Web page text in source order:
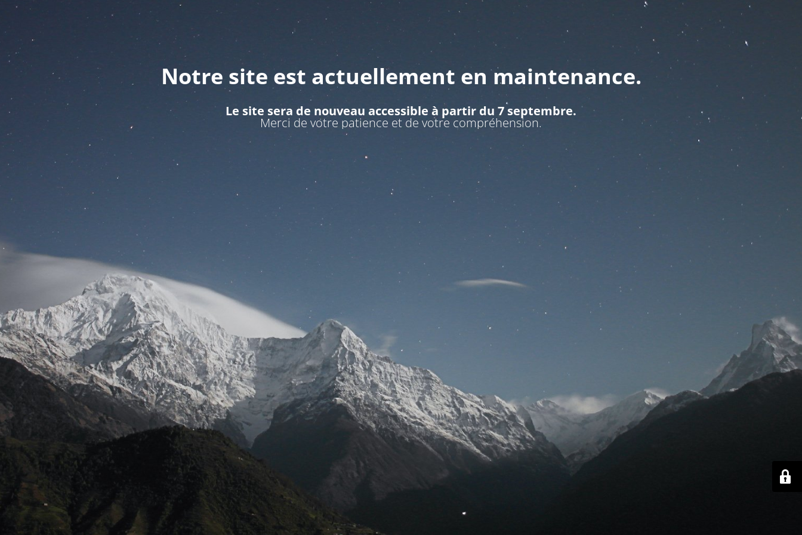
Notre site est actuellement en maintenance.
Le site sera de nouveau accessible à partir du 7 septembre.
Merci de votre patience et de votre compréhension.